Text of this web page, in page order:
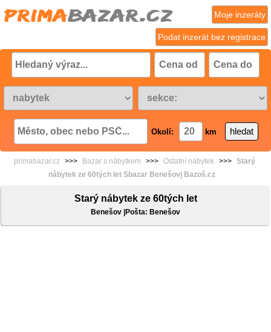
Podat inzerát bez registrace
Moje inzeráty
Okolí: km
primabazar.cz >>> Bazar s nábytkem >>> Ostatní nábytek >>> Starý
nábytek ze 60tých let Sbazar Benešov| Bazoš.cz
Starý nábytek ze 60tých let
Benešov |Pošta: Benešov